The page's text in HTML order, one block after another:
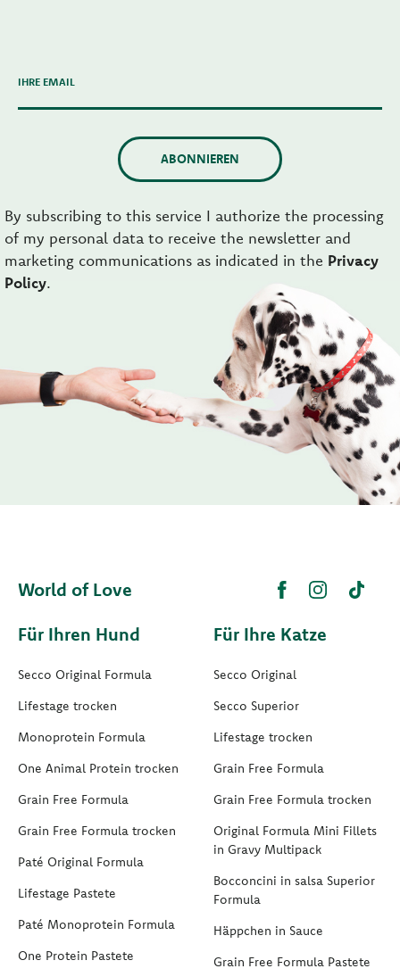
IHRE EMAIL
ABONNIEREN
By subscribing to this service I authorize the processing
of my personal data to receive the newsletter and
marketing communications as indicated in the Privacy
Policy.
World of Love
Für Ihren Hund
Secco Original Formula
Lifestage trocken
Monoprotein Formula
One Animal Protein trocken
Grain Free Formula
Grain Free Formula trocken
Paté Original Formula
Lifestage Pastete
Paté Monoprotein Formula
One Protein Pastete
Für Ihre Katze
Secco Original
Secco Superior
Lifestage trocken
Grain Free Formula
Grain Free Formula trocken
Original Formula Mini Fillets
in Gravy Multipack
Bocconcini in salsa Superior
Formula
Häppchen in Sauce
Grain Free Formula Pastete